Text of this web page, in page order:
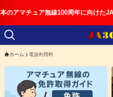
チュア無線100周年に向けた
ホーム 電波利用料